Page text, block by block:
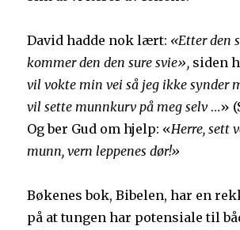
David hadde nok lært: «Etter den
kommer den den sure svie», siden
vil vokte min vei så jeg ikke synder
vil sette munnkurv på meg selv …»
Og ber Gud om hjelp: «Herre, sett
munn, vern leppenes dør!»
Bøkenes bok, Bibelen, har en
på at tungen har potensiale til